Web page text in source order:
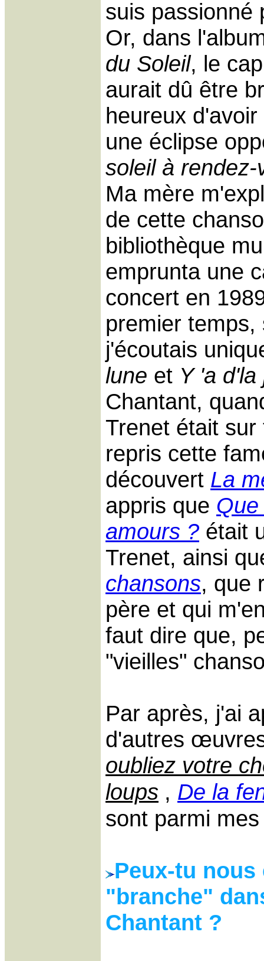
suis passionné
Or, dans
du Soleil, le
aurait dû être
heureux
une éclipse
soleil à
Ma mère
de cette
bibliothèque
emprunta une
concert en
premier
j'écoutais
lune et Y 'a d'la
Chantant,
Trenet était
repris cette
découvert La
appris que
amours ? était
Trenet, ainsi
chansons, que
père et qui
faut dire que,
"vieilles"
Par après, j'ai
d'autres
oubliez votre
loups , De la
sont parmi
Peux-tu
"branche"
Chantant ?